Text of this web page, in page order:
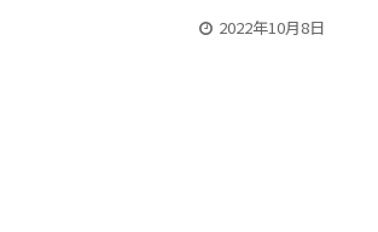
2022年10月8日